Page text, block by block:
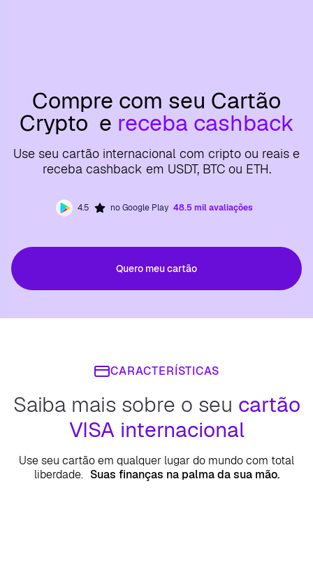
Compre com seu Cartão
Crypto e receba cashback
Use seu cartão internacional com cripto ou reais e
receba cashback em USDT, BTC ou ETH.
4.5 no Google Play 48.5 mil avaliações
Quero meu cartão
CARACTERÍSTICAS
Saiba mais sobre o seu cartão
VISA internacional
Use seu cartão em qualquer lugar do mundo com total
liberdade. Suas finanças na palma da sua mão.